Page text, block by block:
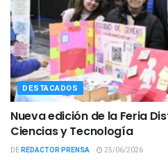
DESTACADOS
Nueva edición de la Feria
Ciencias y Tecnología
DEREDACTOR PRENSA 25/06/2026